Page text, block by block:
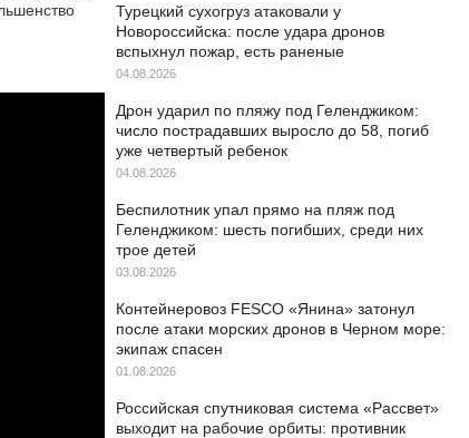
Турецкий сухогруз атаковали у
Новороссийска: после удара дронов
вспыхнул пожар, есть раненые
04.08.2026
Дрон ударил по пляжу под Геленджиком:
число пострадавших выросло до 58, погиб
уже четвертый ребенок
04.08.2026
Беспилотник упал прямо на пляж под
Геленджиком: шесть погибших, среди них
трое детей
03.08.2026
Контейнеровоз FESCO «Янина» затонул
после атаки морских дронов в Черном море:
экипаж спасен
01.08.2026
Российская спутниковая система «Рассвет»
выходит на рабочие орбиты: противник